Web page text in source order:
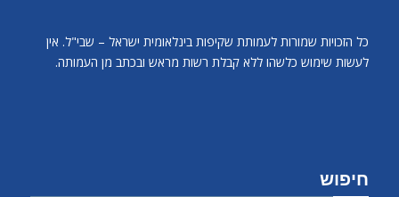
כל הזכויות שמורות לעמותת שקיפות בינלאומית ישראל – שבי"ל. אין
לעשות שימוש כלשהו ללא קבלת רשות מראש ובכתב מן העמותה.
חיפוש